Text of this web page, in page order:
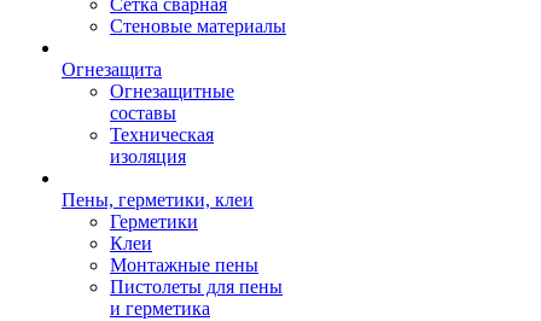
Сетка сварная
Стеновые материалы
Огнезащита
Огнезащитные
составы
Техническая
изоляция
Пены, герметики, клеи
Герметики
Клеи
Монтажные пены
Пистолеты для пены
и герметика